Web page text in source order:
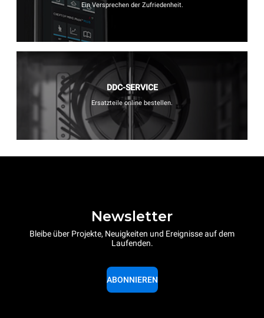
Ein Versprechen der Zufriedenheit.
DDC-SERVICE
Ersatzteile online bestellen.
Newsletter
Bleibe über Projekte, Neuigkeiten und Ereignisse auf dem
Laufenden.
ABONNIEREN